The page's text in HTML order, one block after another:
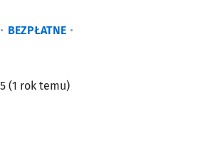
BEZPŁATNE
(1 rok temu)